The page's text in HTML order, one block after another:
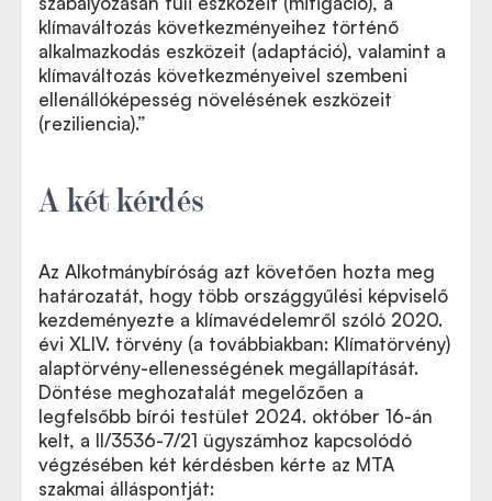
klímaváltozás következményeihez történő
alkalmazkodás eszközeit (adaptáció), valamint a
klímaváltozás következményeivel szembeni
ellenállóképesség növelésének eszközeit
(reziliencia).”
A két kérdés
Az Alkotmánybíróság azt követően hozta meg
határozatát, hogy több országgyűlési képviselő
kezdeményezte a klímavédelemről szóló 2020.
évi XLIV. törvény (a továbbiakban: Klímatörvény)
alaptörvény-ellenességének megállapítását.
Döntése meghozatalát megelőzően a
legfelsőbb bírói testület 2024. október 16-án
kelt, a II/3536-7/21 ügyszámhoz kapcsolódó
végzésében két kérdésben kérte az MTA
szakmai álláspontját: